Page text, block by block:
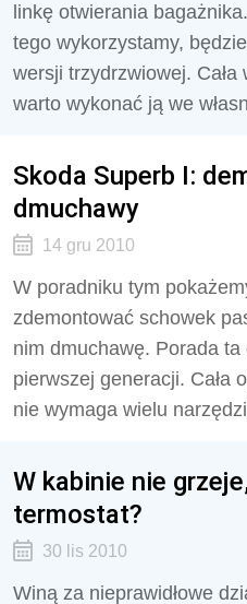
linkę otwierania
tego wykorzystamy,
wersji trzydrzwiowej. Cała
warto wykonać ją we
Skoda Superb I:
dmuchawy
14 gru 2010
W poradniku tym
zdemontować schowek
nim dmuchawę. Porada
pierwszej generacji. Cała
nie wymaga wielu
W kabinie nie
termostat?
30 lis 2010
Winą za nieprawidłowe